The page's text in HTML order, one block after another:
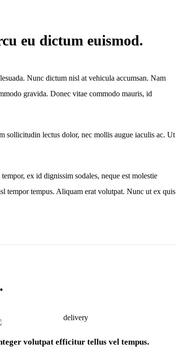
eu dictum euismod.
Nunc dictum nisl at vehicula accumsan. Nam
gravida. Donec vitae commodo mauris, id
sollicitudin lectus dolor, nec mollis augue iaculis ac. Ut
ex id dignissim sodales, neque est molestie
tempor tempus. Aliquam erat volutpat. Nunc ut ex quis
volutpat efficitur tellus vel tempus.